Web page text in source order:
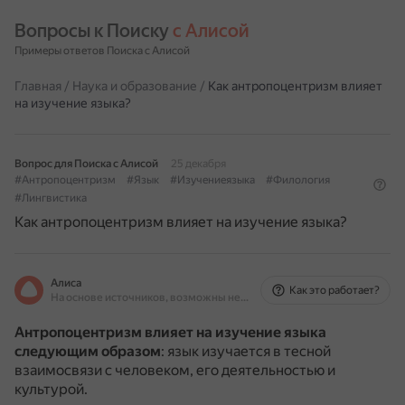
Вопросы к Поиску с Алисой
Примеры ответов Поиска с Алисой
Главная / Наука и образование / Как антропоцентризм влияет
на изучение языка?
Вопрос для Поиска с Алисой
25 декабря
#Антропоцентризм
#Язык #Изучениеязыка
#Филология
#Лингвистика
Как антропоцентризм влияет на изучение языка?
Алиса
На основе источников, возможны неточности
Как это работает?
Антропоцентризм влияет на изучение языка
следующим образом: язык изучается в тесной
взаимосвязи с человеком, его деятельностью и
культурой.